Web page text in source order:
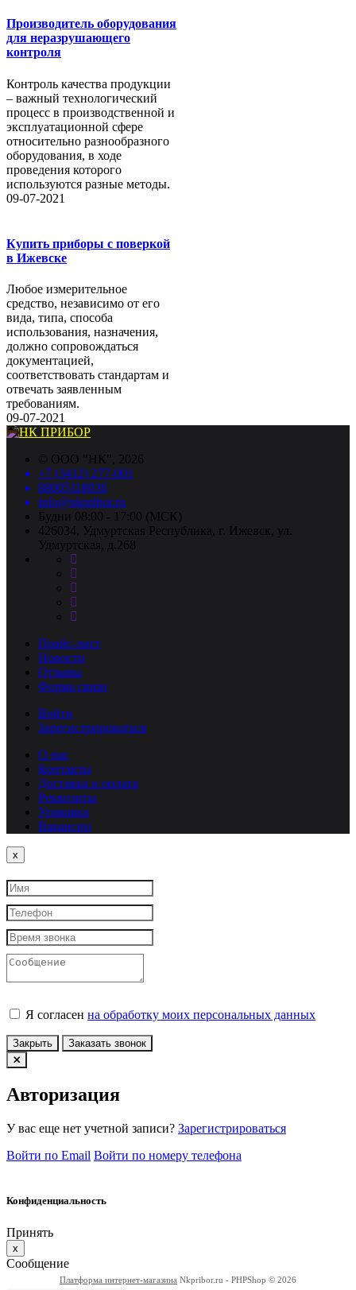
Производитель оборудования
для неразрушающего
контроля
Контроль качества продукции
– важный технологический
процесс в производственной и
эксплуатационной сфере
относительно разнообразного
оборудования, в ходе
проведения которого
используются разные методы.
09-07-2021
Купить приборы с поверкой
в Ижевске
Любое измерительное
средство, независимо от его
вида, типа, способа
использования, назначения,
должно сопровождаться
документацией,
соответствовать стандартам и
отвечать заявленным
требованиям.
09-07-2021
© ООО "НК", 2026
+7 (3412) 277-001
88005118036
info@nkpribor.ru
Будни 08:00 - 17:00 (МСК)
426034, Удмуртская Республика, г. Ижевск, ул.
Удмуртская, д.268
Прайс-лист
Новости
Отзывы
Форма связи
Войти
Зарегистрироваться
О нас
Контакты
Доставка и оплата
Реквизиты
Упаковка
Вакансии
x
Я согласен на обработку моих персональных данных
Закрыть Заказать звонок
Авторизация
У вас еще нет учетной записи? Зарегистрироваться
Войти по Email Войти по номеру телефона
Конфиденциальность
Принять
x
Сообщение
Платформа интернет-магазина Nkpribor.ru - PHPShop © 2026